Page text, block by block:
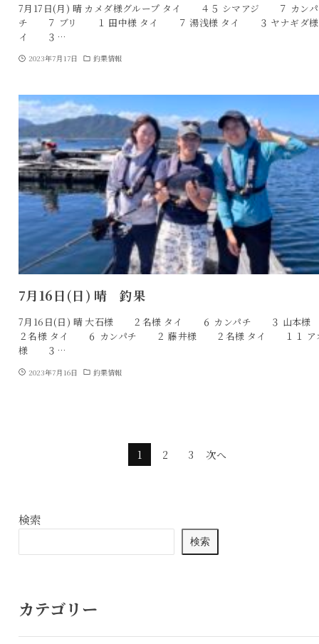
7月17日(月) 晴 カメダ様グループ タイ ４５ シマアジ ７ カンパ
チ ７ ブリ １ 田中様 タイ ７ 湯浅様 タイ ３ ヤナギダ様
イ ３…
2023年7月17日 釣果情報
7月16日(日) 晴 釣果
7月16日(日) 晴 大石様 ２名様 タイ ６ カンパチ ３ 山
２名様 タイ ６ カンパチ ２ 藤井様 ２名様 タイ １１ ア
様 ３…
2023年7月16日 釣果情報
1 2 3 次へ
検索
検索
カテゴリー